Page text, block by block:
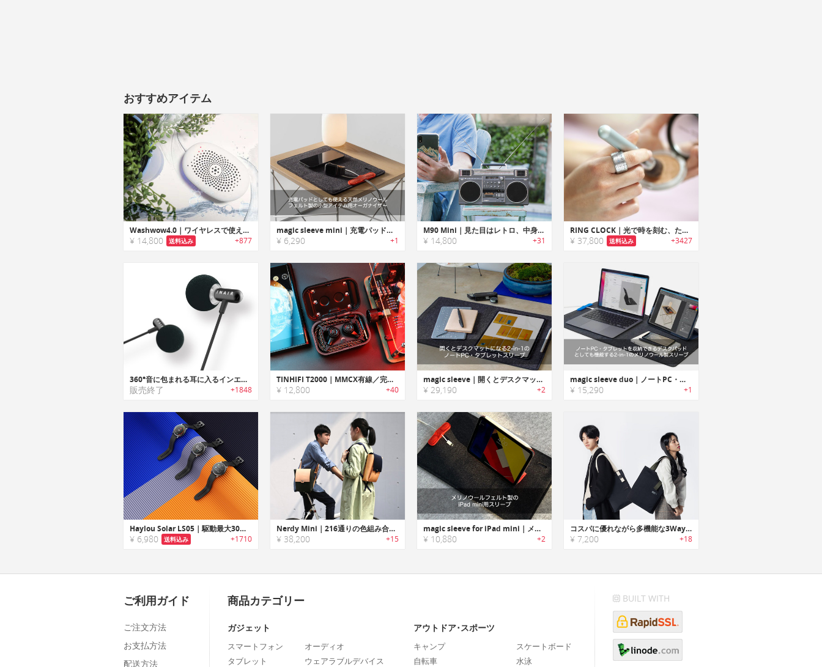
おすすめアイテム
Washwow4.0｜ワイヤレスで使えてQi充電に対応、大切な衣類を守る!! 更に進化したポータブル洗濯ガジェット
¥ 14,800 送料込み +877
magic sleeve mini｜充電パッドとしても使える天然メリノウールフェルト製の小型アイテム用オーガナイザー「マジックスリーブミニ」
¥ 6,290 +1
M90 Mini｜見た目はレトロ、中身は最新!!インドアでもアウトドアでも断然”映えて”カッコいい BoomBox型Bluetoothスピーカー「M90 Mini」
¥ 14,800 +31
RING CLOCK｜光で時を刻む、ただ一つの指輪。究極のスタイリッシュ・ガジェット「リングクロック」
¥ 37,800 送料込み +3427
360°音に包まれる耳に入るインエアー方式イヤースピーカー【INAIR M360】
販売終了 +1848
TINHIFI T2000｜MMCX有線／完全ワイヤレスの2Wayで使える デュアルダイナミックドライバー搭載イヤホン
¥ 12,800 +40
magic sleeve｜開くとデスクマットになる2-in-1のノートPC・タブレットスリーブ「マジックスリーブ」
¥ 29,190 +2
magic sleeve duo｜ノートPC・タブレットを収納できるデスクパッドとしても機能する2-in-1のメリノウールフェルト製スリーブ「マジックスリーブデュオ」
¥ 15,290 +1
Haylou Solar LS05｜駆動最大30日間、日本語対応、水没OKのIP68防水防塵、心拍睡眠センサー付きのスマートウォッチ【国内正規品】
¥ 6,980 送料込み +1710
Nerdy Mini｜216通りの色組み合わせであなただけのバッグを製作！リュックとメッセンジャーに切替可能なイタリア製ベジタンレザーバッグ「ナーディミニ」
¥ 38,200 +15
magic sleeve for iPad mini｜メリノウールフェルト製のiPad mini用スリーブ
¥ 10,880 +2
コスパに優れながら多機能な3Wayトート！シーンやスタイルを問わず毎日使えるデイリーバッグ『Habit Bag』
¥ 7,200 +18
ご利用ガイド
ご注文方法
お支払方法
配送方法
商品カテゴリー
ガジェット
スマートフォン
タブレット
オーディオ
ウェアラブルデバイス
アウトドア･スポーツ
キャンプ
自転車
スケートボード
水泳
BUILT WITH